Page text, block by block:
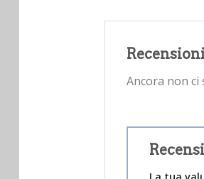
Ancora non ci